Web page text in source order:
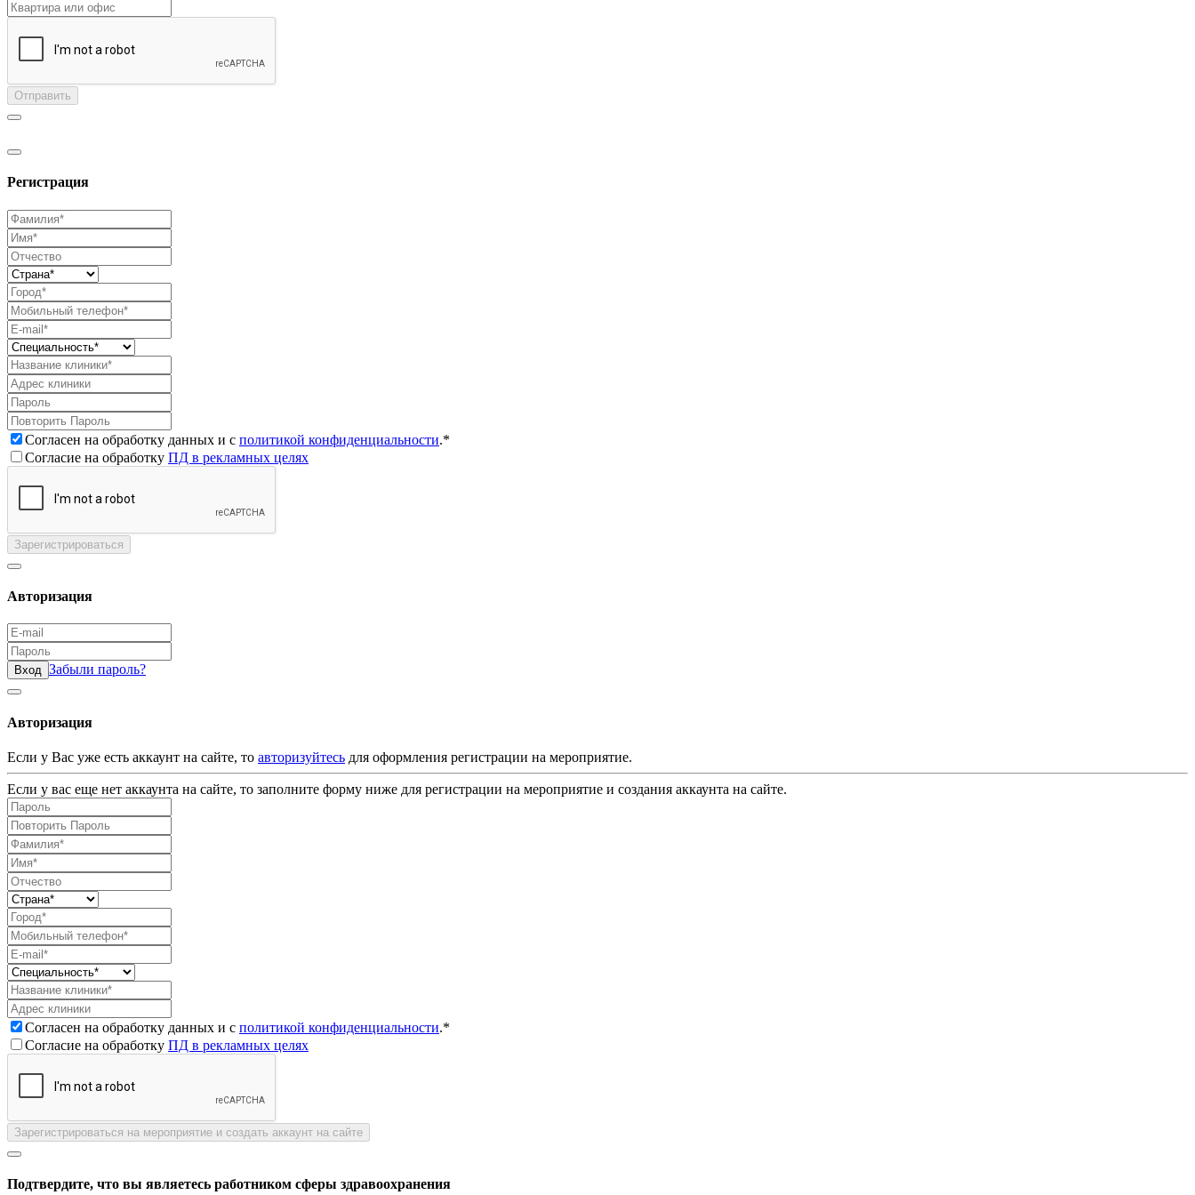
Отправить
Регистрация
Согласен на обработку данных и с политикой конфиденциальности.*
Согласие на обработку ПД в рекламных целях
Зарегистрироваться
Авторизация
Вход Забыли пароль?
Авторизация
Если у Вас уже есть аккаунт на сайте, то авторизуйтесь для оформления регистрации на мероприятие.
Если у вас еще нет аккаунта на сайте, то заполните форму ниже для регистрации на мероприятие и создания аккаунта на сайте.
Согласен на обработку данных и с политикой конфиденциальности.*
Согласие на обработку ПД в рекламных целях
Зарегистрироваться на мероприятие и создать аккаунт на сайте
Подтвердите, что вы являетесь работником сферы здравоохранения